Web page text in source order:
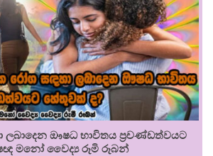
ලබාදෙන ඖෂධ භාවිතය ප්‍රචණ්ඩත්වයට
මනෝ වෛද්‍ය රූමි රූබන්